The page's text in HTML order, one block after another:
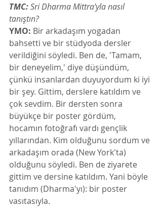
TMC: Sri Dharma Mittra'yla nasıl
tanıştın?
YMO: Bir arkadaşım yogadan
bahsetti ve bir stüdyoda dersler
verildiğini söyledi. Ben de, 'Tamam,
bir deneyelim,' diye düşündüm,
çünkü insanlardan duyuyordum ki iyi
bir şey. Gittim, derslere katıldım ve
çok sevdim. Bir dersten sonra
büyükçe bir poster gördüm,
hocamın fotoğrafı vardı gençlik
yıllarından. Kim olduğunu sordum ve
arkadaşım orada (New York'ta)
olduğunu söyledi. Ben de ziyarete
gittim ve dersine katıldım. Yani böyle
tanıdım (Dharma'yı): bir poster
vasıtasıyla.